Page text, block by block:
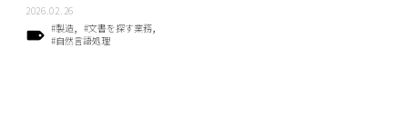
2026.02.26
#製造
#文書を探す業務
#自然言語処理